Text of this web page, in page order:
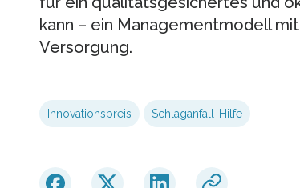
kann – ein Managementmodell
Versorgung.
Innovationspreis Schlaganfall-Hilfe